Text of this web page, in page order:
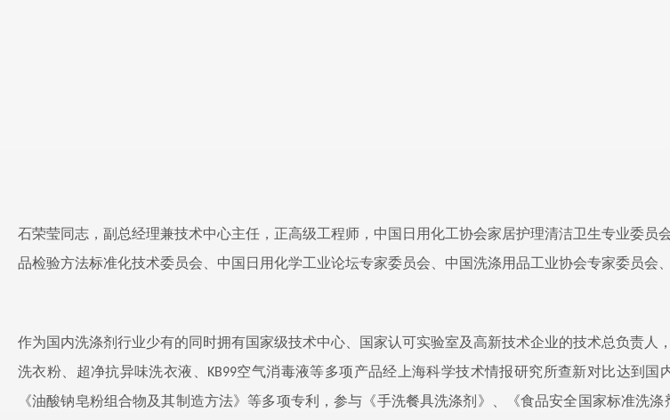
石荣莹同志，副总经理兼技术中心主任，正高级工程师，中国日用化工协会家居护理清洁卫生专业委
品检验方法标准化技术委员会、中国日用化学工业论坛专家委员会、中国洗涤用品工业协会专家委员会
作为国内洗涤剂行业少有的同时拥有国家级技术中心、国家认可实验室及高新技术企业的技术总负责
洗衣粉、超净抗异味洗衣液、
KB99空气消毒液等多项产品经上海科学技术情报研究所查新对比达到
《油酸钠皂粉组合物及其制造方法》等多项专利，参与《手洗餐具洗涤剂》、《食品安全国家标准洗